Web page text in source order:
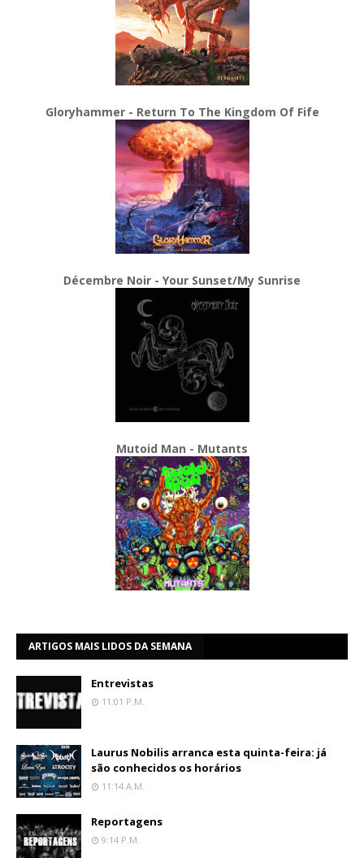
Gloryhammer - Return To The Kingdom Of Fife
Décembre Noir - Your Sunset/My Sunrise
Mutoid Man - Mutants
ARTIGOS MAIS LIDOS DA SEMANA
Entrevistas
11:01 P.m.
Laurus Nobilis arranca esta quinta-feira: já
são conhecidos os horários
11:14 A.m.
Reportagens
9:14 P.m.